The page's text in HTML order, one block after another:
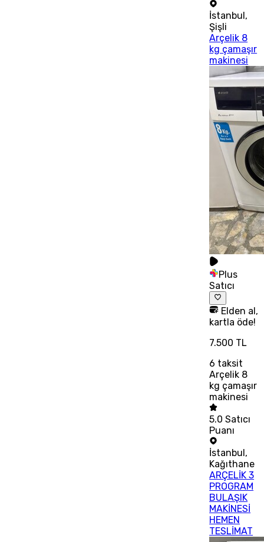
İstanbul ,
Şişli
Arçelik 8
kg çamaşır
makinesi
Plus
Satıcı
Elden al,
kartla öde!
7.500 TL
6 taksit
Arçelik 8
kg çamaşır
makinesi
5.0 Satıcı
Puanı
İstanbul,
Kağıthane
ARÇELİK 3
PROGRAM
BULAŞIK
MAKİNESİ
HEMEN
TESLİMAT